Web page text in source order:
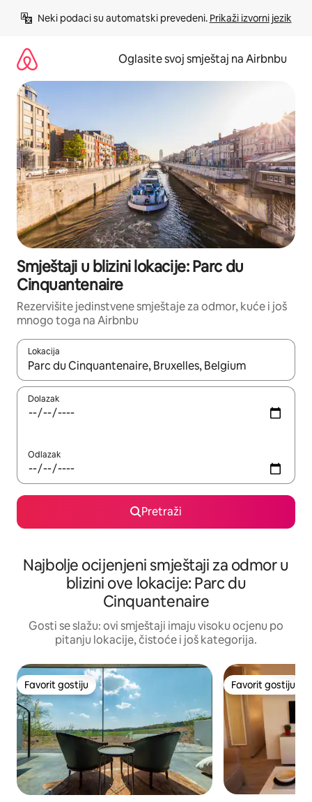
Neki podaci su automatski prevedeni. Prikaži izvorni jezik
Oglasite svoj smještaj na Airbnbu
Smještaji u blizini lokacije: Parc du
Cinquantenaire
Rezervišite jedinstvene smještaje za odmor, kuće i još
mnogo toga na Airbnbu
Lokacija
Kad rezultati budu dostupni, krećite se gore i dolje pomoću
Dolazak
Odlazak
Pretraži
Najbolje ocijenjeni smještaji za odmor u
blizini ove lokacije: Parc du
Cinquantenaire
Gosti se slažu: ovi smještaji imaju visoku ocjenu po
pitanju lokacije, čistoće i još kategorija.
Favorit gostiju
Favorit gostiju Favorit gostiju
Favorit gostiju